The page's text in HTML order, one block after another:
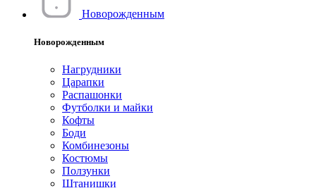
Новорожденным
Новорожденным
Нагрудники
Царапки
Распашонки
Футболки и майки
Кофты
Боди
Комбинезоны
Костюмы
Ползунки
Штанишки